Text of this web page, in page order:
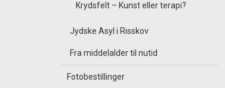
Krydsfelt – Kunst eller terapi?
Jydske Asyl i Risskov
Fra middelalder til nutid
Fotobestillinger